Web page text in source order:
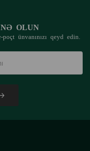
OLUN
ünvanınızı qeyd edin.